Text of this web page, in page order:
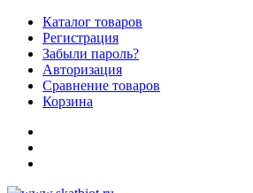
Каталог товаров
Регистрация
Забыли пароль?
Авторизация
Сравнение товаров
Корзина